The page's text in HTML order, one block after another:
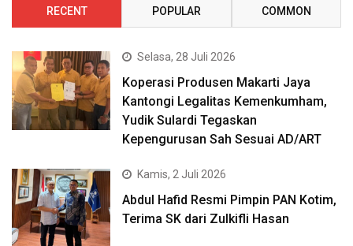
RECENT POPULAR COMMON
Selasa, 28 Juli 2026
Koperasi Produsen Makarti Jaya
Kantongi Legalitas Kemenkumham,
Yudik Sulardi Tegaskan
Kepengurusan Sah Sesuai AD/ART
Kamis, 2 Juli 2026
Abdul Hafid Resmi Pimpin PAN Kotim,
Terima SK dari Zulkifli Hasan